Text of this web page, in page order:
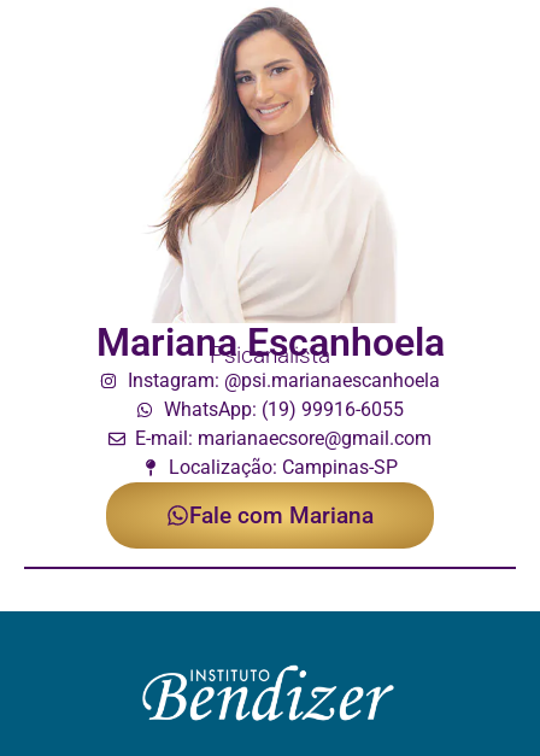
Mariana Escanhoela
Psicanalista
Instagram: @psi.marianaescanhoela
WhatsApp: (19) 99916-6055
E-mail: marianaecsore@gmail.com
Localização: Campinas-SP
Fale com Mariana